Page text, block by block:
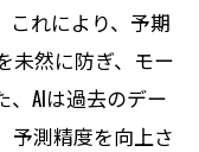
これにより、予期
未然に防ぎ、モー
、AIは過去のデー
予測精度を向上さ